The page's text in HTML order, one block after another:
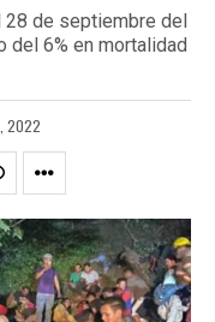
28 de septiembre del
del 6% en mortalidad
2022